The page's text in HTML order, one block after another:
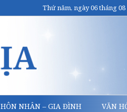
Thứ năm, ngày 06 tháng 08
HÔN NHÂN – GIA ĐÌNH VĂN